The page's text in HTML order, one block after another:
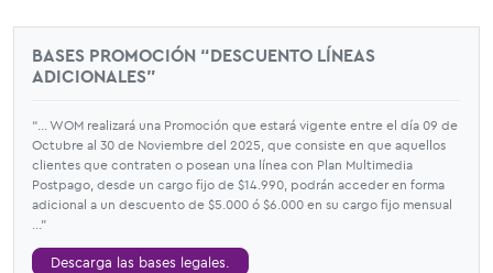
BASES PROMOCIÓN “DESCUENTO LÍNEAS
ADICIONALES”
“... WOM realizará una Promoción que estará vigente entre el día 09 de
Octubre al 30 de Noviembre del 2025, que consiste en que aquellos
clientes que contraten o posean una línea con Plan Multimedia
Postpago, desde un cargo fijo de $14.990, podrán acceder en forma
adicional a un descuento de $5.000 ó $6.000 en su cargo fijo mensual
...”
Descarga las bases legales.